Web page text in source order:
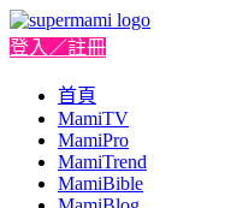
登入／註冊
首頁
MamiTV
MamiPro
MamiTrend
MamiBible